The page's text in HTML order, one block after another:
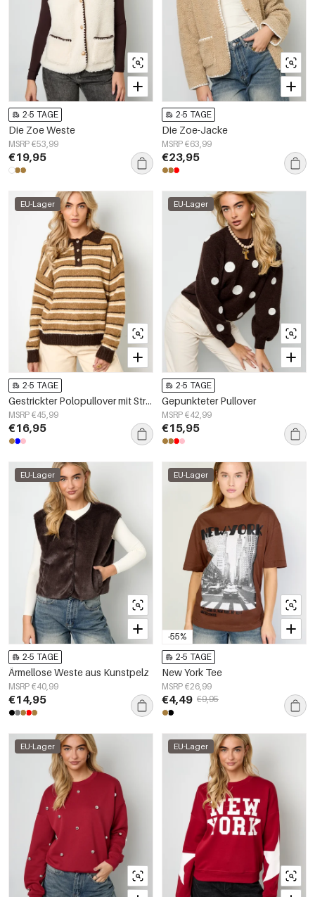
2-5 TAGE
Die Zoe Weste
MSRP €53,99
€19,95
2-5 TAGE
Die Zoe-Jacke
MSRP €63,99
€23,95
EU-Lager
2-5 TAGE
Gestrickter Polopullover mit Streifen
MSRP €45,99
€16,95
EU-Lager
2-5 TAGE
Gepunkteter Pullover
MSRP €42,99
€15,95
EU-Lager
2-5 TAGE
Ärmellose Weste aus Kunstpelz
MSRP €40,99
€14,95
-55%
EU-Lager
2-5 TAGE
New York Tee
MSRP €26,99
€4,49 €9,95
EU-Lager EU-Lager